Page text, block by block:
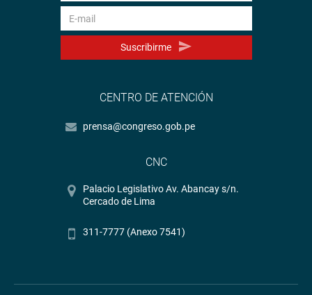
Suscribirme
CENTRO DE ATENCIÓN
prensa@congreso.gob.pe
CNC
Palacio Legislativo Av. Abancay s/n.
Cercado de Lima
311-7777 (Anexo 7541)